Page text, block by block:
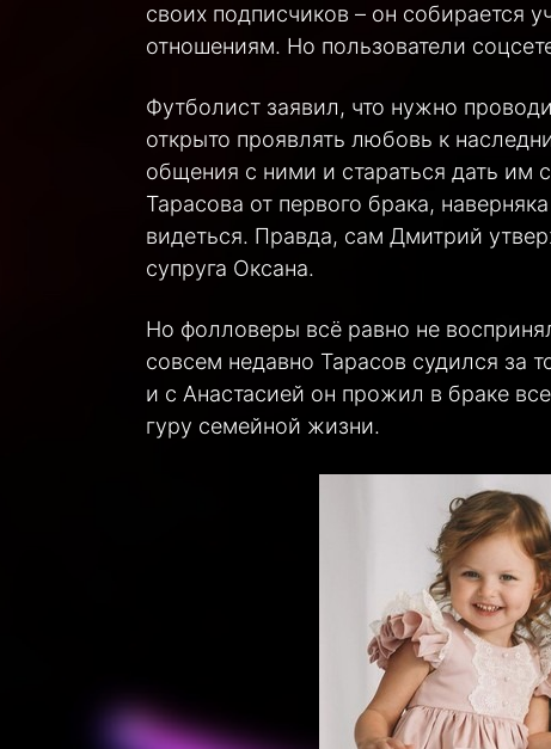
своих подписчиков – он собирается
отношениям. Но пользователи
Футболист заявил, что нужно
открыто проявлять любовь к
общения с ними и стараться дать им
Тарасова от первого брака,
видеться. Правда, сам Дмитрий
супруга Оксана.
Но фолловеры всё равно не
совсем недавно Тарасов судился за
и с Анастасией он прожил в браке
гуру семейной жизни.